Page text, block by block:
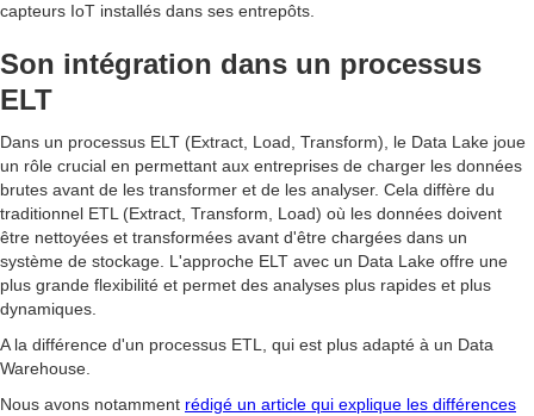
capteurs IoT installés dans ses entrepôts.
Son intégration dans un processus
ELT
Dans un processus ELT (Extract, Load, Transform), le Data Lake joue
un rôle crucial en permettant aux entreprises de charger les données
brutes avant de les transformer et de les analyser. Cela diffère du
traditionnel ETL (Extract, Transform, Load) où les données doivent
être nettoyées et transformées avant d'être chargées dans un
système de stockage. L'approche ELT avec un Data Lake offre une
plus grande flexibilité et permet des analyses plus rapides et plus
dynamiques.
A la différence d'un processus ETL, qui est plus adapté à un Data
Warehouse.
Nous avons notamment rédigé un article qui explique les différences